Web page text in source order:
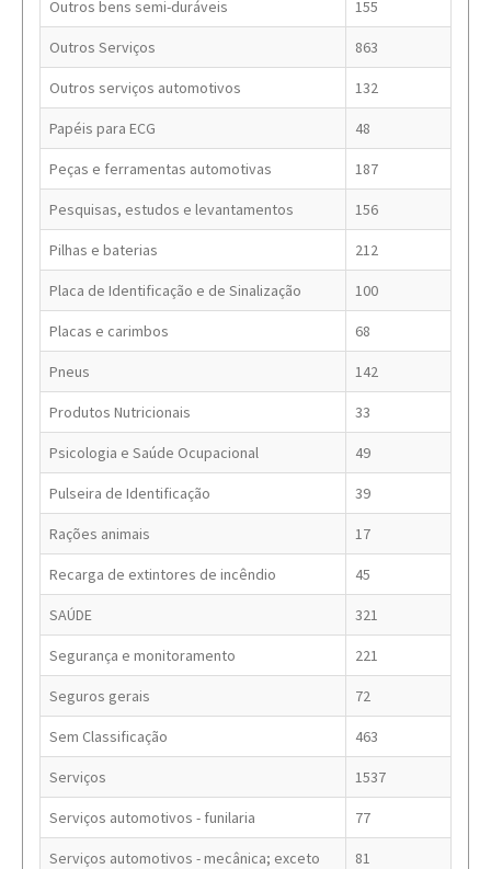
Outros bens semi-duráveis 155
Outros Serviços 863
Outros serviços automotivos 132
Papéis para ECG 48
Peças e ferramentas automotivas 187
Pesquisas, estudos e levantamentos 156
Pilhas e baterias 212
Placa de Identificação e de Sinalização 100
Placas e carimbos 68
Pneus 142
Produtos Nutricionais 33
Psicologia e Saúde Ocupacional 49
Pulseira de Identificação 39
Rações animais 17
Recarga de extintores de incêndio 45
SAÚDE 321
Segurança e monitoramento 221
Seguros gerais 72
Sem Classificação 463
Serviços 1537
Serviços automotivos - funilaria 77
Serviços automotivos - mecânica; exceto
81